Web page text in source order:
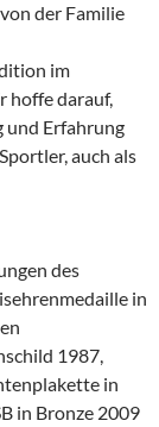
der Familie
im
hoffe darauf,
und Erfahrung
auch als
des
in
1987,
in
in Bronze 2009